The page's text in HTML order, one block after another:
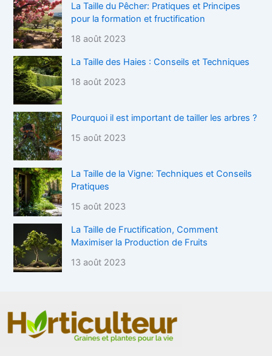
La Taille du Pêcher: Pratiques et Principes
pour la formation et fructification
18 août 2023
La Taille des Haies : Conseils et Techniques
18 août 2023
Pourquoi il est important de tailler les arbres ?
15 août 2023
La Taille de la Vigne: Techniques et Conseils
Pratiques
15 août 2023
La Taille de Fructification, Comment
Maximiser la Production de Fruits
13 août 2023